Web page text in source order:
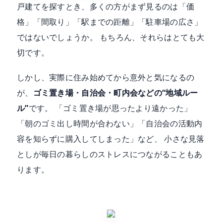
戸建てを探すとき、多くの方がまず見るのは「価
格」「間取り」「駅までの距離」「駐車場の広さ」
ではないでしょうか。 もちろん、それらはとても大
切です。
しかし、実際に住み始めてから意外と気になるの
が、
ゴミ置き場・自治会・町内会などの“地域ルー
ル”です。 「ゴミ置き場が思ったより遠かった」
「朝のゴミ出し時間が合わない」「自治会の活動内
容を知らずに購入してしまった」など、 小さな見落
としが毎日の暮らしのストレスにつながることもあ
ります。